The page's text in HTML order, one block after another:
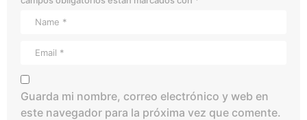
Guarda mi nombre, correo electrónico y web en
este navegador para la próxima vez que comente.